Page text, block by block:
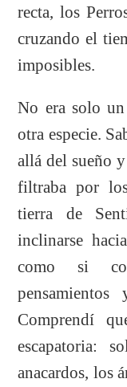
recta, los
cruzando el
imposibles.
No era solo
otra especie.
allá del sueño
filtraba por
tierra de
inclinarse
como si
Comprendí
escapatoria:
anacardos, los